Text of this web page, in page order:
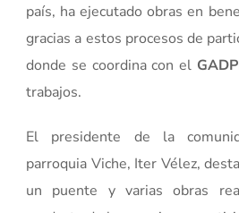
país, ha ejecutado obras en
gracias a estos procesos de
donde se coordina con el
trabajos.
El presidente de la
parroquia Viche, Iter Vélez,
un puente y varias obras